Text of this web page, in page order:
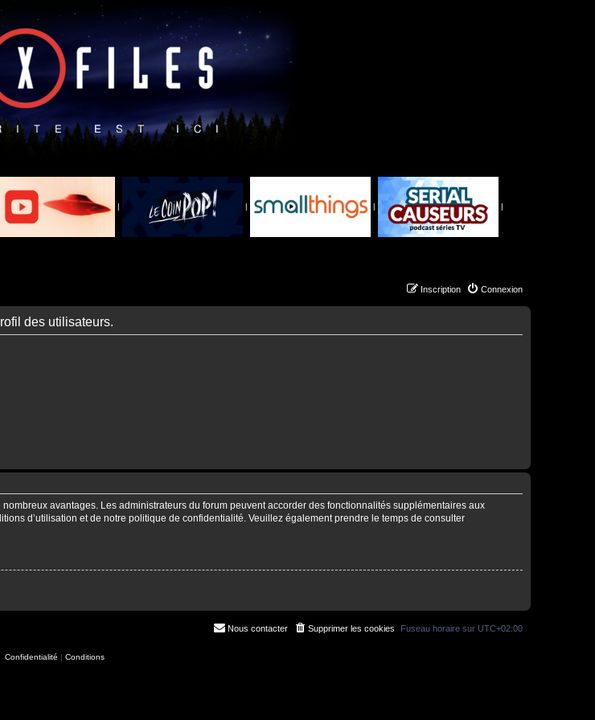
| | | |
Connexion
Inscription
des utilisateurs.
avantages. Les administrateurs du forum peuvent accorder des fonctionnalités supplémentaires aux
d’utilisation et de notre politique de confidentialité. Veuillez également prendre le temps de consulter
Fuseau horaire sur UTC+02:00
Supprimer les cookies
Nous contacter
Confidentialité | Conditions